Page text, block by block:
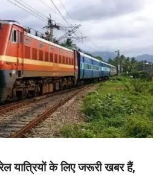
यात्रियों के लिए जरूरी खबर हैं,